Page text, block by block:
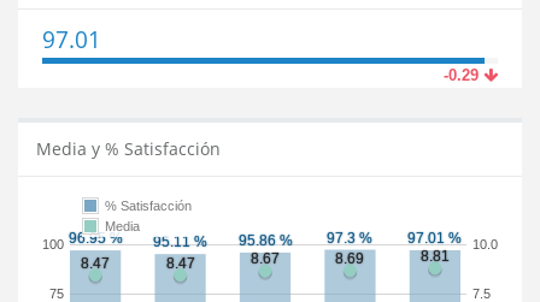
97.01
-0.29
Media y % Satisfacción
75
100
7.5
10.0
% Satisfacción
Media